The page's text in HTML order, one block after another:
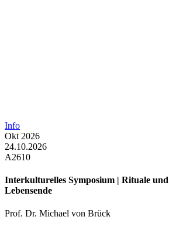
Info
Okt 2026
24.10.2026
A2610
Interkulturelles Symposium | Rituale
Lebensende
Prof. Dr. Michael von Brück